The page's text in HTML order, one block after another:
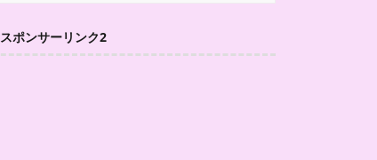
スポンサーリンク2